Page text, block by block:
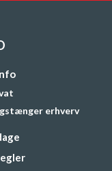
erhverv